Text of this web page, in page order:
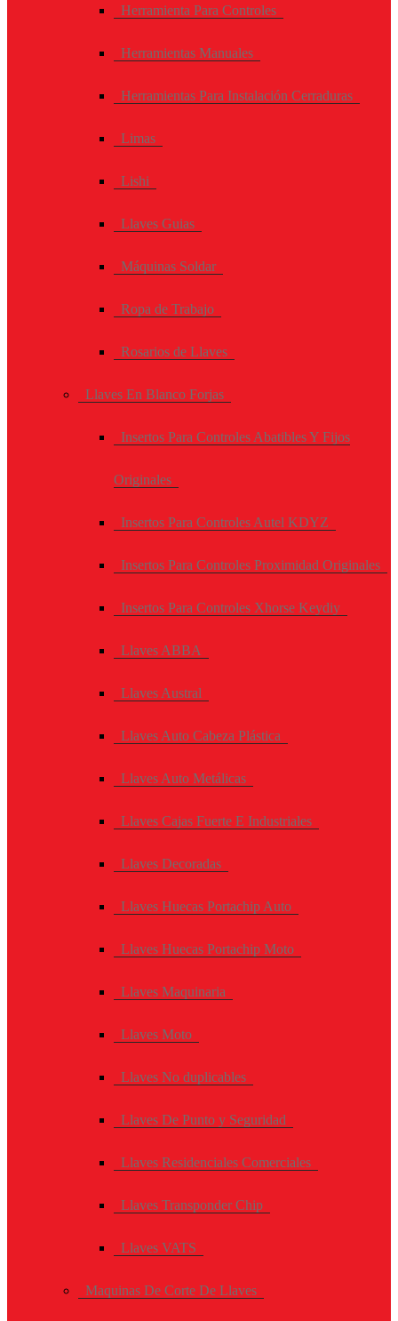
Herramienta Para Controles
Herramientas Manuales
Herramientas Para Instalación Cerraduras
Limas
Lishi
Llaves Guias
Máquinas Soldar
Ropa de Trabajo
Rosarios de Llaves
Llaves En Blanco Forjas
Insertos Para Controles Abatibles Y Fijos
Originales
Insertos Para Controles Autel KDYZ
Insertos Para Controles Proximidad Originales
Insertos Para Controles Xhorse Keydiy
Llaves ABBA
Llaves Austral
Llaves Auto Cabeza Plástica
Llaves Auto Metálicas
Llaves Cajas Fuerte E Industriales
Llaves Decoradas
Llaves Huecas Portachip Auto
Llaves Huecas Portachip Moto
Llaves Maquinaria
Llaves Moto
Llaves No duplicables
Llaves De Punto y Seguridad
Llaves Residenciales Comerciales
Llaves Transponder Chip
Llaves VATS
Maquinas De Corte De Llaves